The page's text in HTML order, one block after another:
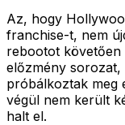
Az, hogy
franchise-t, nem
rebootot követően
előzmény sorozat,
próbálkoztak meg
végül nem került
halt el.